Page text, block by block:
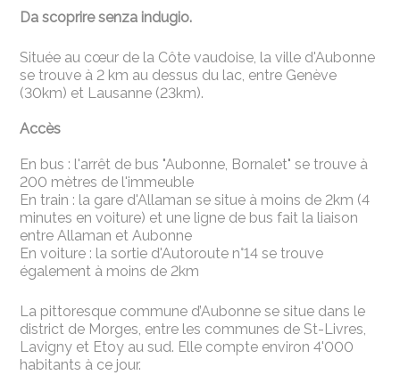
Da scoprire senza indugio.
Située au cœur de la Côte vaudoise, la ville d'Aubonne
se trouve à 2 km au dessus du lac, entre Genève
(30km) et Lausanne (23km).
Accès
En bus : l'arrêt de bus "Aubonne, Bornalet" se trouve à
200 mètres de l'immeuble
En train : la gare d'Allaman se situe à moins de 2km (4
minutes en voiture) et une ligne de bus fait la liaison
entre Allaman et Aubonne
En voiture : la sortie d'Autoroute n°14 se trouve
également à moins de 2km
La pittoresque commune d’Aubonne se situe dans le
district de Morges, entre les communes de St-Livres,
Lavigny et Etoy au sud. Elle compte environ 4'000
habitants à ce jour.